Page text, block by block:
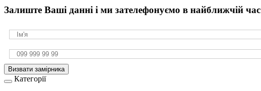
Залиште Ваші данні і ми зателефонуємо в найближчій час
Визвати замірника
Категорії